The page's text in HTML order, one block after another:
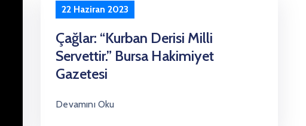
22 Haziran 2023
Çağlar: “Kurban Derisi Milli
Servettir.” Bursa Hakimiyet
Gazetesi
Devamını Oku